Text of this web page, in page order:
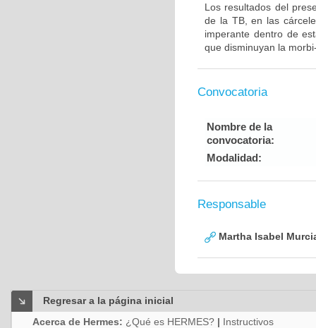
Los resultados del
de la TB, en las
imperante dentro de
que disminuyan la
Convocatoria
Nombre de la
convocatoria:
Modalidad:
Responsable
Martha Isabel
Regresar a la página inicial
Acerca de Hermes: ¿Qué es HERMES? | Instructivos